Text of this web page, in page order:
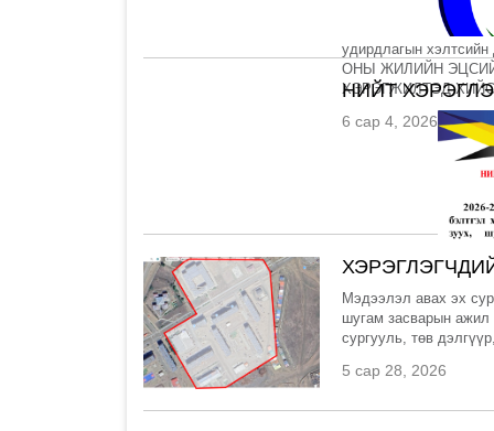
удирдлагын
ОНЫ ЖИЛИЙН
ХЭРЭГЖИЛТЭД
6 сар 4, 2026
НИЙТ
Мэдээлэл авах эх
шугам засварын ажил
сургууль, төв
5 сар 28, 2026